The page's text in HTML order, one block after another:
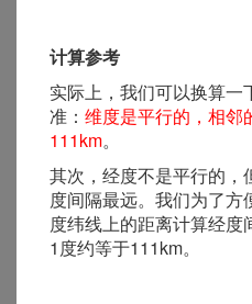
计算参考
实际上，我们可以换算一
准： 维度是平行的，相邻
111km。
其次，经度不是平行的，
度间隔最远。我们为了方
度纬线上的距离计算经度
1度约等于111km。